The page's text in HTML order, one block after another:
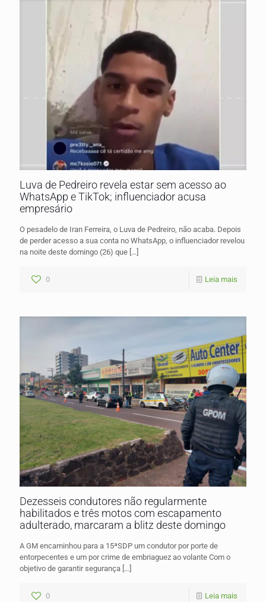
Luva de Pedreiro revela estar sem acesso ao
WhatsApp e TikTok; influenciador acusa
empresário
O pesadelo de Iran Ferreira, o Luva de Pedreiro, não acaba. Depois
de perder acesso a sua conta no WhatsApp, o influenciador revelou
na noite deste domingo (26) que […]
0 Leia mais
Dezesseis condutores não regularmente
habilitados e três motos com escapamento
adulterado, marcaram a blitz deste domingo
A GM encaminhou para a 15ªSDP um condutor por porte de
entorpecentes e um por crime de embriaguez ao volante Com o
objetivo de garantir segurança […]
0 Leia mais